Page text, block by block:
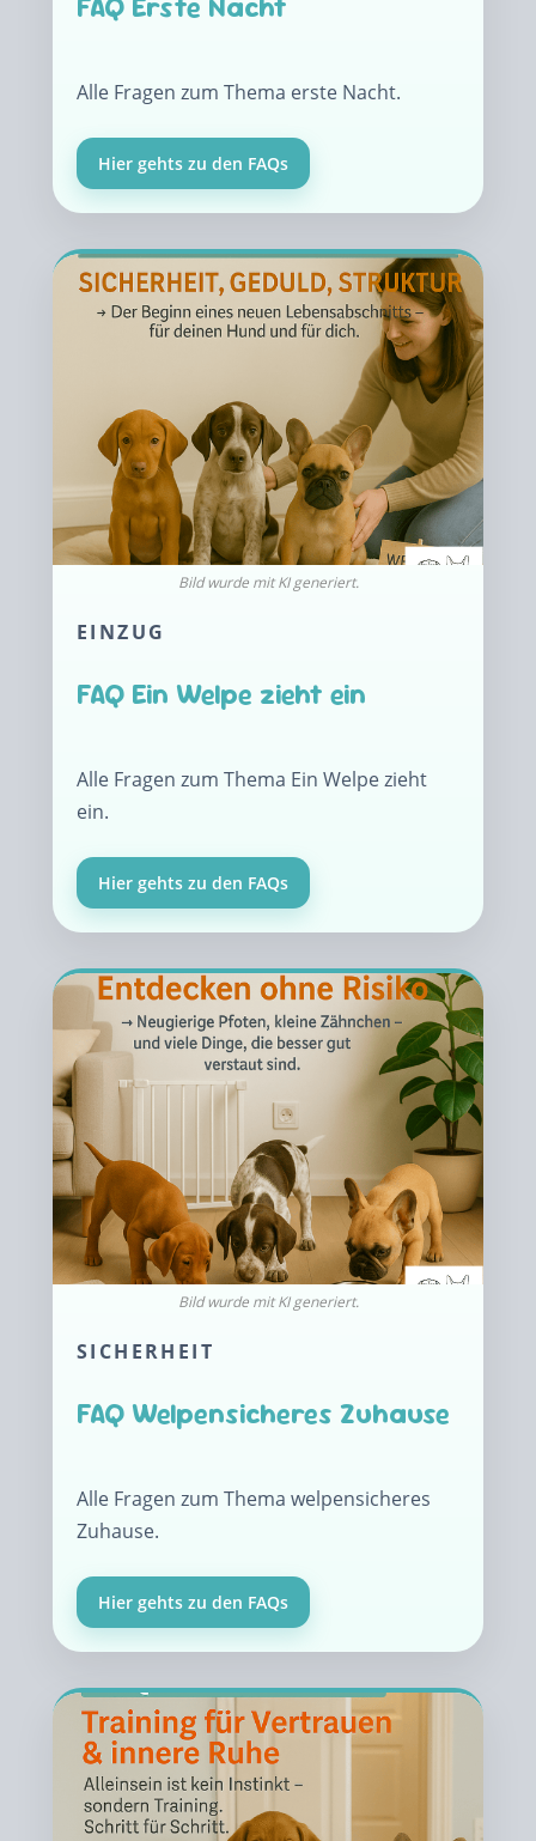
FAQ Erste Nacht
Alle Fragen zum Thema erste Nacht.
Hier gehts zu den FAQs
EINZUG
FAQ Ein Welpe zieht ein
Alle Fragen zum Thema Ein Welpe zieht
ein.
Hier gehts zu den FAQs
SICHERHEIT
FAQ Welpensicheres Zuhause
Alle Fragen zum Thema welpensicheres
Zuhause.
Hier gehts zu den FAQs